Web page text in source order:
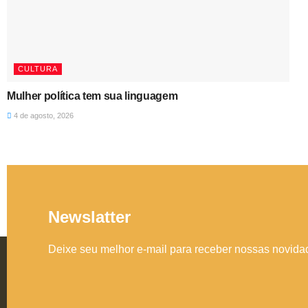
CULTURA
Mulher política tem sua linguagem
4 de agosto, 2026
Newslatter
Deixe seu melhor e-mail para receber nossas